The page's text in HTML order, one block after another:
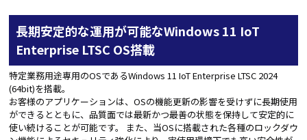
長期安定的な運用が可能なWindows 11 IoT
Enterprise LTSC OS搭載
特定業務用途専用のOSであるWindows 11 IoT Enterprise LTSC 2024
(64bit)を搭載。
お客様のアプリケーションは、OSの機能更新の影響を受けずに長期使用
ができるとともに、品質面では最新かつ最善の状態を保持して安定的に
使い続けることが可能です。 また、当OSに搭載された各種のロックダウ